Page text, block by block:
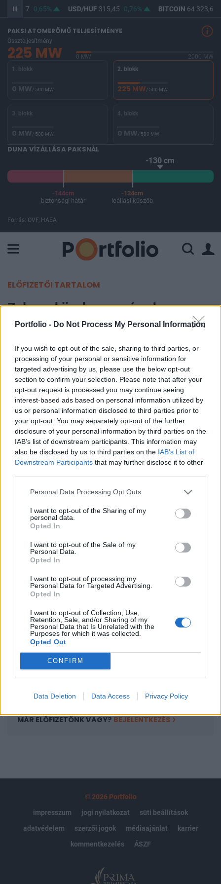
Portfolio - Do Not Process My Personal Information
If you wish to opt-out of the sale, sharing to third parties, or
processing of your personal or sensitive information for
targeted advertising by us, please use the below opt-out
section to confirm your selection. Please note that after your
opt-out request is processed you may continue seeing
interest-based ads based on personal information utilized by
us or personal information disclosed to third parties prior to
your opt-out. You may separately opt-out of the further
disclosure of your personal information by third parties on the
IAB’s list of downstream participants. This information may
also be disclosed by us to third parties on the IAB’s List of
Downstream Participants that may further disclose it to other
Personal Data Processing Opt Outs
I want to opt-out of the Sharing of my
personal data.
Opted In
I want to opt-out of the Sale of my
Personal Data.
Opted In
I want to opt-out of processing my
Personal Data for Targeted Advertising.
Opted In
I want to opt-out of Collection, Use,
Retention, Sale, and/or Sharing of my
Personal Data that Is Unrelated with the
Purposes for which it was collected.
Opted Out
CONFIRM
Data Deletion Data Access Privacy Policy
364,07 0,65% USD/HUF315,45 0,76% BITCOIN64 323,61
PAKSI ATOMERŐMŰ TELJESÍTMÉNYE
Összteljesítmény
225 MW 0 MW
2000 MW
1. blokk
0 MW/ 500 MW
2. blokk
225 MW/ 500 MW
3. blokk
0 MW/ 500 MW
4. blokk
0 MW/ 500 MW
DUNA VÍZÁLLÁSA PAKSNÁL
-130 cm
-144cm
biztonsági határ
-134cm
leállási küszöb
Forrás: OVF, HAEA
ELŐFIZETŐI TARTALOM
Zelenszkij a koronavírushoz
hasonlította Putyin invázióját
MTI
2022. március 03. 13:14
Ukrajna védelmi vonalai állják az orosz támadást -
mondta Volodimir Zelenszkij ukrán elnök
legfrissebb videoüzenetében csütörtökön,
hozzátéve, hogy Moszkva éjfél óta szüntelenül lövi
országát.
A szabadságunkon kívül nincs mit vesztenünk -
Ukrajna szövetségeseitől. Zelenszkij emlékeztetett: két éve
Egy hét telt el azóta, hogy megtámadott minket egy másik
vírus - tette hozzá az orosz invázióra utalva....
KEDVES OLVASÓNK!
A keresett cikk a portfolio.hu hírarchívumához
tartozik, melynek olvasása előfizetéses
Az előfizetés a következőket tartalmazza:
Portfolio.hu teljes cikkarchívum
Kötéslisták: BÉT elmúlt 2 év napon belüli
kötéslistái
MÁR ELŐFIZETŐNK VAGY? BEJELENTKEZÉS
© 2026 Portfolio
impresszum
jogi nyilatkozat
süti beállítások
adatvédelem
szerzői jogok médiaajánlat
karrier
kommentkezelés
ÁSZF